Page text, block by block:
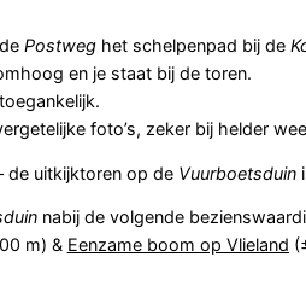
Postweghet schelpenpad bij de
en je staat bij de toren.
foto’s, zeker bij helder
de uitkijktoren op de Vuurboetsduin
nabij de volgende
m) & Eenzame boom op Vlieland